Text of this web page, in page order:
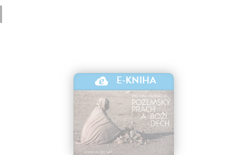
E-KNIHA